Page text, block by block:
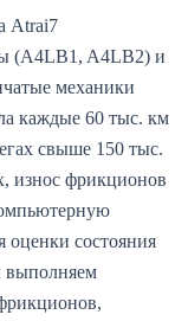
Atrai7
(A4LB1, A4LB2) и
механики
каждые 60 тыс. км
свыше 150 тыс.
износ фрикционов
состояния
выполняем